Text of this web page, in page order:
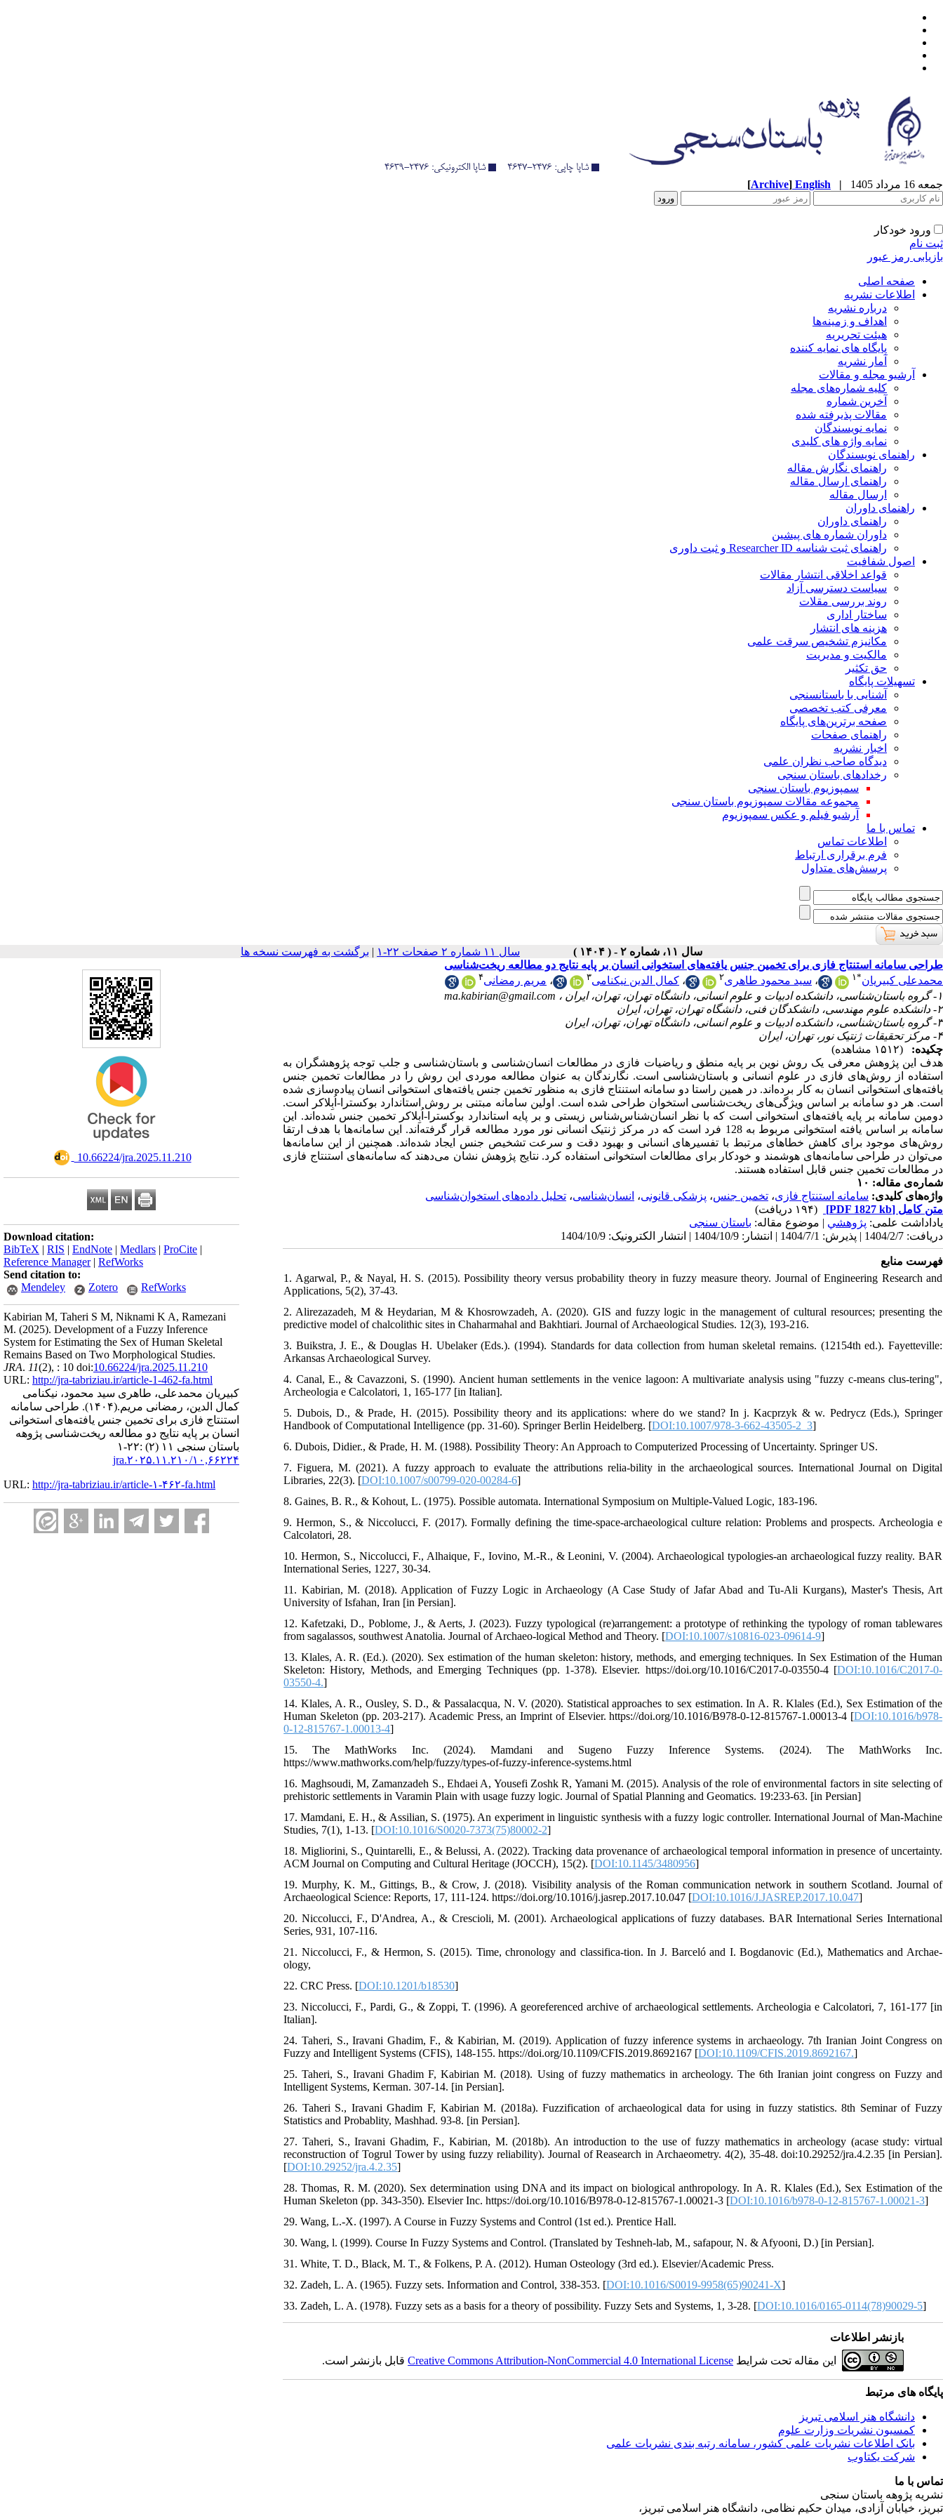
جمعه 16 مرداد 1405 |
English
[Archive]
ورود خودکار
ثبت نام
بازیابی رمز عبور
صفحه اصلی
اطلاعات نشریه
درباره نشریه
اهداف و زمینه‌ها
هیئت تحریریه
پایگاه های نمایه کننده
آمار نشریه
آرشیو مجله و مقالات
کلیه شماره‌های مجله
آخرین شماره
مقالات پذیرفته شده
نمایه نویسندگان
نمایه واژه های کلیدی
راهنمای نویسندگان
راهنمای نگارش مقاله
راهنمای ارسال مقاله
ارسال مقاله
راهنمای داوران
راهنمای داوران
داوران شماره های پیشین
راهنمای ثبت شناسه Researcher ID و ثبت داوری
اصول شفافیت
قواعد اخلاقی انتشار مقالات
سیاست دسترسی آزاد
روند بررسی مقلات
ساختار اداری
هزینه های انتشار
ﻣﮑﺎﻧﯿﺰم ﺗﺸﺨﯿﺺ ﺳﺮﻗﺖ ﻋﻠﻤﯽ
مالکیت و مدیریت
حق تکثیر
تسهیلات پایگاه
آشنایی با باستانسنجی
معرفی کتب تخصصی
صفحه برترین‌های پایگاه
راهنمای صفحات
اخبار نشریه
دیدگاه صاحب نظران علمی
رخدادهای باستان سنجی
سمپوزیوم باستان سنجی
مجموعه مقالات سمپوزیوم باستان سنجی
آرشیو فیلم و عکس سمپوزیوم
تماس با ما
اطلاعات تماس
فرم برقراری ارتباط
پرسش‌های متداول
سال ۱۱، شماره ۲ - ( ۱۴۰۴ ) سال ۱۱ شماره ۲ صفحات ۲۲-۱ | برگشت به فهرست نسخه ها
‎ 10.66224/jra.2025.11.210
Download citation:
BibTeX | RIS | EndNote | Medlars | ProCite |
Reference Manager| RefWorks
Send citation to:
Mendeley
Zotero RefWorks
Kabirian M, Taheri S M, Niknami K A, Ramezani
M. (2025). Development of a Fuzzy Inference
System for Estimating the Sex of Human Skeletal
Remains Based on Two Morphological Studies.
JRA. 11(2), : 10 doi:10.66224/jra.2025.11.210
URL: http://jra-tabriziau.ir/article-1-462-fa.html
کبیریان محمدعلی، طاهری سید محمود، نیکنامی
کمال الدین، رمضانی مریم.(۱۴۰۴).
طراحی سامانه
استنتاج فازی برای تخمین جنس یافته‌های استخوانی
انسان بر پایه نتایج دو مطالعه ریخت‌شناسی پژوهه
باستان سنجی ۱۱ (۲) :۲۲-۱
۱۰,۶۶۲۲۴/jra.۲۰۲۵.۱۱.۲۱۰
URL: http://jra-tabriziau.ir/article-۱-۴۶۲-fa.html
طراحی سامانه استنتاج فازی برای تخمین جنس یافته‌های استخوانی انسان بر پایه نتایج دو مطالعه ریخت‌شناسی
محمدعلی کبیریان*۱ ، سید محمود طاهری۲ ، کمال الدین نیکنامی۳ ، مریم رمضانی۴
۱- گروه باستان‌شناسی، دانشکده ادبیات و علوم انسانی، دانشگاه تهران، تهران، ایران ،
ma.kabirian@gmail.com
۲- دانشکده علوم مهندسی، دانشکدگان فنی، دانشگاه تهران، تهران، ایران
۳- گروه باستان‌شناسی، دانشکده ادبیات و علوم انسانی، دانشگاه تهران، تهران، ایران
۴- مرکز تحقیقات ژنتیک نور، تهران، ایران
چکیده:
(۱۵۱۲ مشاهده)
هدف این پژوهش معرفی یک روش نوین بر پایه منطق و ریاضیات فازی در مطالعات انسان‌شناسی و باستان‌شناسی و جلب توجه پژوهشگران به
استفاده از روش‌های فازی در علوم انسانی و باستان‌شناسی است. نگارندگان به عنوان مطالعه موردی این روش را در مطالعات تخمین جنس
یافته‌های استخوانی انسان به کار برده‌اند. در همین راستا دو سامانه استنتاج فازی به منظور تخمین جنس یافته‌های استخوانی انسان پیاده‌سازی شده
است. هر دو سامانه بر اساس ویژگی‌های ریخت‌شناسی استخوان طراحی شده است. اولین سامانه مبتنی بر روش استاندارد بوکسترا-اُبِلاکر است.
دومین سامانه بر پایه یافته‌های استخوانی است که با نظر انسان‌شناس‌شناس زیستی و بر پایه استاندارد بوکسترا-اُبِلاکر تخمین جنس شده‌اند. این
سامانه بر اساس یافته استخوانی مربوط به 128 فرد است که در مرکز ژنتیک انسانی نور مورد مطالعه قرار گرفته‌‌اند. این سامانه‌ها با هدف ارتقا
روش‌های موجود برای کاهش خطاهای مرتبط با تفسیرهای انسانی و بهبود دقت و سرعت تشخیص جنس ایجاد شده‌اند. همچنین از این سامانه‌ها
می‌توان در طراحی سامانه‌های هوشمند و خودکار برای مطالعات استخوانی استفاده کرد. نتایج پژوهش نشان می‌دهند که سامانه‌های استنتاج فازی
در مطالعات تخمین جنس قابل استفاده هستند.
شماره‌ی مقاله: ۱۰
واژه‌های کلیدی: سامانه استنتاج فازی، تخمین جنس، پزشکی قانونی، انسان‌شناسی، تحلیل داده‌های استخوان‌شناسی
متن کامل [PDF 1827 kb]
(۱۹۴ دریافت)
یاداداشت علمی: پژوهشي | موضوع مقاله: باستان سنجی
دریافت: 1404/2/7 | پذیرش: 1404/7/1 | انتشار: 1404/10/9 | انتشار الکترونیک: 1404/10/9
فهرست منابع
1. Agarwal, P., & Nayal, H. S. (2015). Possibility theory versus probability theory in fuzzy measure theory. Journal of Engineering Research and
Applications, 5(2), 37-43.
2. Alirezazadeh, M & Heydarian, M & Khosrowzadeh, A. (2020). GIS and fuzzy logic in the management of cultural resources; presenting the
predictive model of chalcolithic sites in Chaharmahal and Bakhtiari. Journal of Archaeological Studies. 12(3), 193-216.
3. Buikstra, J. E., & Douglas H. Ubelaker (Eds.). (1994). Standards for data collection from human skeletal remains. (12154th ed.). Fayetteville:
Arkansas Archaeological Survey.
4. Canal, E., & Cavazzoni, S. (1990). Ancient human settlements in the venice lagoon: A multivariate analysis using "fuzzy c-means clus-tering",
Archeologia e Calcolatori, 1, 165-177 [in Italian].
5. Dubois, D., & Prade, H. (2015). Possibility theory and its applications: where do we stand? In j. Kacprzyk & w. Pedrycz (Eds.), Springer
Handbook of Computational Intelligence (pp. 31-60). Springer Berlin Heidelberg. [DOI:10.1007/978-3-662-43505-2_3]
6. Dubois, Didier., & Prade, H. M. (1988). Possibility Theory: An Approach to Computerized Processing of Uncertainty. Springer US.
7. Figuera, M. (2021). A fuzzy approach to evaluate the attributions relia-bility in the archaeological sources. International Journal on Digital
Libraries, 22(3). [DOI:10.1007/s00799-020-00284-6]
8. Gaines, B. R., & Kohout, L. (1975). Possible automata. International Symposium on Multiple-Valued Logic, 183-196.
9. Hermon, S., & Niccolucci, F. (2017). Formally defining the time-space-archaeological culture relation: Problems and prospects. Archeologia e
Calcolatori, 28.
10. Hermon, S., Niccolucci, F., Alhaique, F., Iovino, M.-R., & Leonini, V. (2004). Archaeological typologies-an archaeological fuzzy reality. BAR
International Series, 1227, 30-34.
11. Kabirian, M. (2018). Application of Fuzzy Logic in Archaeology (A Case Study of Jafar Abad and Tu-Ali Kurgans), Master's Thesis, Art
University of Isfahan, Iran [in Persian].
12. Kafetzaki, D., Poblome, J., & Aerts, J. (2023). Fuzzy typological (re)arrangement: a prototype of rethinking the typology of roman tablewares
from sagalassos, southwest Anatolia. Journal of Archaeo-logical Method and Theory. [DOI:10.1007/s10816-023-09614-9]
13. Klales, A. R. (Ed.). (2020). Sex estimation of the human skeleton: history, methods, and emerging techniques. In Sex Estimation of the Human
Skeleton: History, Methods, and Emerging Techniques (pp. 1-378). Elsevier. https://doi.org/10.1016/C2017-0-03550-4 [DOI:10.1016/C2017-0-
03550-4.]
14. Klales, A. R., Ousley, S. D., & Passalacqua, N. V. (2020). Statistical approaches to sex estimation. In A. R. Klales (Ed.), Sex Estimation of the
Human Skeleton (pp. 203-217). Academic Press, an Imprint of Elsevier. https://doi.org/10.1016/B978-0-12-815767-1.00013-4 [DOI:10.1016/b978-
0-12-815767-1.00013-4]
15. The MathWorks Inc. (2024). Mamdani and Sugeno Fuzzy Inference Systems. (2024). The MathWorks Inc.
https://www.mathworks.com/help/fuzzy/types-of-fuzzy-inference-systems.html
16. Maghsoudi, M, Zamanzadeh S., Ehdaei A, Yousefi Zoshk R, Yamani M. (2015). Analysis of the role of environmental factors in site selecting of
prehistoric settlements in Varamin Plain with usage fuzzy logic. Journal of Spatial Planning and Geomatics. 19:233-63. [in Persian]
17. Mamdani, E. H., & Assilian, S. (1975). An experiment in linguistic synthesis with a fuzzy logic controller. International Journal of Man-Machine
Studies, 7(1), 1-13. [DOI:10.1016/S0020-7373(75)80002-2]
18. Migliorini, S., Quintarelli, E., & Belussi, A. (2022). Tracking data provenance of archaeological temporal information in presence of uncertainty.
ACM Journal on Computing and Cultural Heritage (JOCCH), 15(2). [DOI:10.1145/3480956]
19. Murphy, K. M., Gittings, B., & Crow, J. (2018). Visibility analysis of the Roman communication network in southern Scotland. Journal of
Archaeological Science: Reports, 17, 111-124. https://doi.org/10.1016/j.jasrep.2017.10.047 [DOI:10.1016/J.JASREP.2017.10.047]
20. Niccolucci, F., D'Andrea, A., & Crescioli, M. (2001). Archaeological applications of fuzzy databases. BAR International Series International
Series, 931, 107-116.
21. Niccolucci, F., & Hermon, S. (2015). Time, chronology and classifica-tion. In J. Barceló and I. Bogdanovic (Ed.), Mathematics and Archae-
ology,
22. CRC Press. [DOI:10.1201/b18530]
23. Niccolucci, F., Pardi, G., & Zoppi, T. (1996). A georeferenced archive of archaeological settlements. Archeologia e Calcolatori, 7, 161-177 [in
Italian].
24. Taheri, S., Iravani Ghadim, F., & Kabirian, M. (2019). Application of fuzzy inference systems in archaeology. 7th Iranian Joint Congress on
Fuzzy and Intelligent Systems (CFIS), 148-155. https://doi.org/10.1109/CFIS.2019.8692167 [DOI:10.1109/CFIS.2019.8692167.]
25. Taheri, S., Iravani Ghadim F, Kabirian M. (2018). Using of fuzzy mathematics in archeology. The 6th Iranian joint congress on Fuzzy and
Intelligent Systems, Kerman. 307-14. [in Persian].
26. Taheri S., Iravani Ghadim F, Kabirian M. (2018a). Fuzzification of archaeological data for using in fuzzy statistics. 8th Seminar of Fuzzy
Statistics and Probablity, Mashhad. 93-8. [in Persian].
27. Taheri, S., Iravani Ghadim, F., Kabirian, M. (2018b). An introduction to the use of fuzzy mathematics in archeology (acase study: virtual
reconstruction of Togrul Tower by using fuzzy reliability). Journal of Reasearch in Archaeometry. 4(2), 35-48. doi:10.29252/jra.4.2.35 [in Persian].
[DOI:10.29252/jra.4.2.35]
28. Thomas, R. M. (2020). Sex determination using DNA and its impact on biological anthropology. In A. R. Klales (Ed.), Sex Estimation of the
Human Skeleton (pp. 343-350). Elsevier Inc. https://doi.org/10.1016/B978-0-12-815767-1.00021-3 [DOI:10.1016/b978-0-12-815767-1.00021-3]
29. Wang, L.-X. (1997). A Course in Fuzzy Systems and Control (1st ed.). Prentice Hall.
30. Wang, l. (1999). Course In Fuzzy Systems and Control. (Translated by Teshneh-lab, M., safapour, N. & Afyooni, D.) [in Persian].
31. White, T. D., Black, M. T., & Folkens, P. A. (2012). Human Osteology (3rd ed.). Elsevier/Academic Press.
32. Zadeh, L. A. (1965). Fuzzy sets. Information and Control, 338-353. [DOI:10.1016/S0019-9958(65)90241-X]
33. Zadeh, L. A. (1978). Fuzzy sets as a basis for a theory of possibility. Fuzzy Sets and Systems, 1, 3-28. [DOI:10.1016/0165-0114(78)90029-5]
بازنشر اطلاعات
این مقاله تحت شرایط Creative Commons Attribution-NonCommercial 4.0 International Licenseقابل بازنشر است.
پایگاه های مرتبط
دانشگاه هنر اسلامی تبریز
کمسیون نشریات وزارت علوم
بانک اطلاعات نشریات علمی کشور، سامانه رتبه بندی نشریات علمی
شرکت یکتاوب
تماس با ما
نشریه پژوهه باستان سنجی
تبریز، خیابان آزادی، میدان حکیم نظامی، دانشگاه هنر اسلامی تبریز،